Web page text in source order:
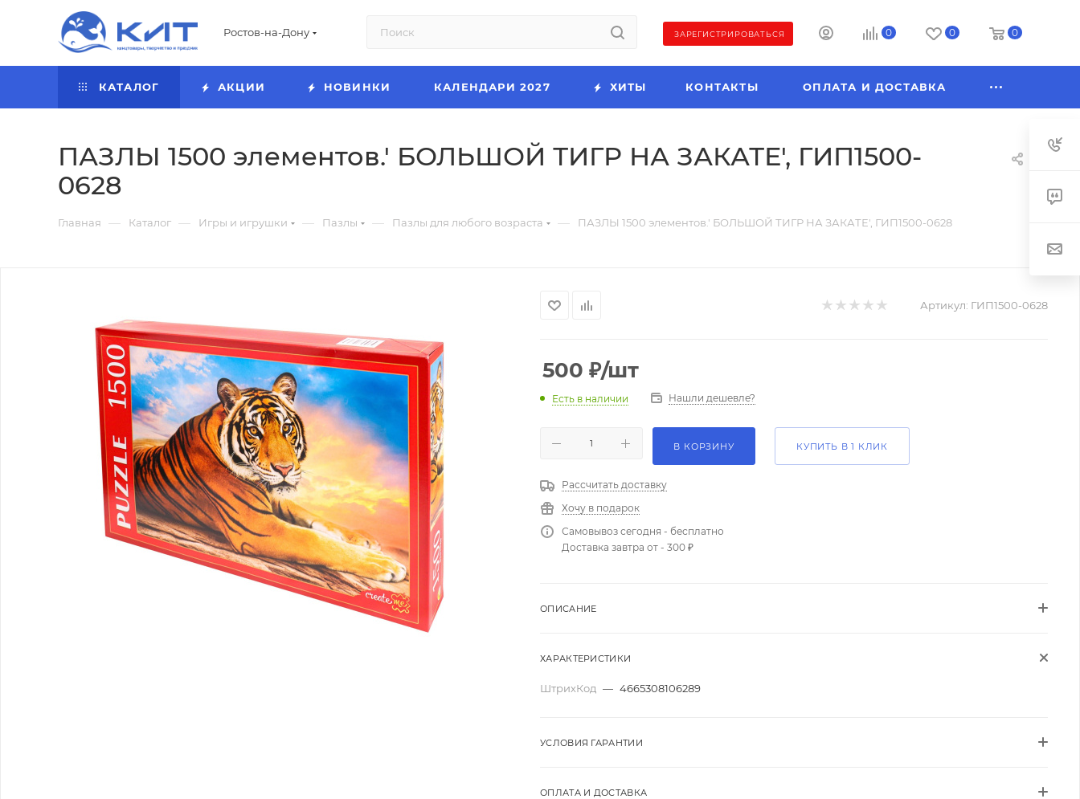
Ростов-на-Дону ЗАРЕГИСТРИРОВАТЬСЯ 0 0 0
КАТАЛОГ АКЦИИ НОВИНКИ КАЛЕНДАРИ 2027 ХИТЫ КОНТАКТЫ ОПЛАТА И ДОСТАВКА
ПАЗЛЫ 1500 элементов.' БОЛЬШОЙ ТИГР НА ЗАКАТЕ', ГИП1500-
0628
Главная — Каталог — Игры и игрушки — Пазлы — Пазлы для любого возраста — ПАЗЛЫ 1500 элементов.' БОЛЬШОЙ ТИГР НА ЗАКАТЕ', ГИП1500-0628
Артикул: ГИП1500-0628
500 ₽/шт
Есть в наличии Нашли дешевле?
В КОРЗИНУ КУПИТЬ В 1 КЛИК
Рассчитать доставку
Хочу в подарок
Самовывоз сегодня - бесплатно
Доставка завтра от - 300 ₽
ОПИСАНИЕ
ХАРАКТЕРИСТИКИ
ШтрихКод — 4665308106289
УСЛОВИЯ ГАРАНТИИ
ОПЛАТА И ДОСТАВКА